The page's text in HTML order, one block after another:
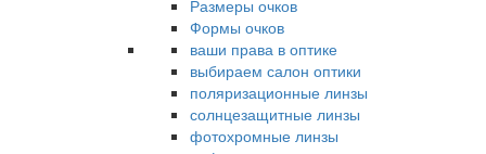
Размеры очков
Формы очков
ваши права в оптике
выбираем салон оптики
поляризационные линзы
солнцезащитные линзы
фотохромные линзы